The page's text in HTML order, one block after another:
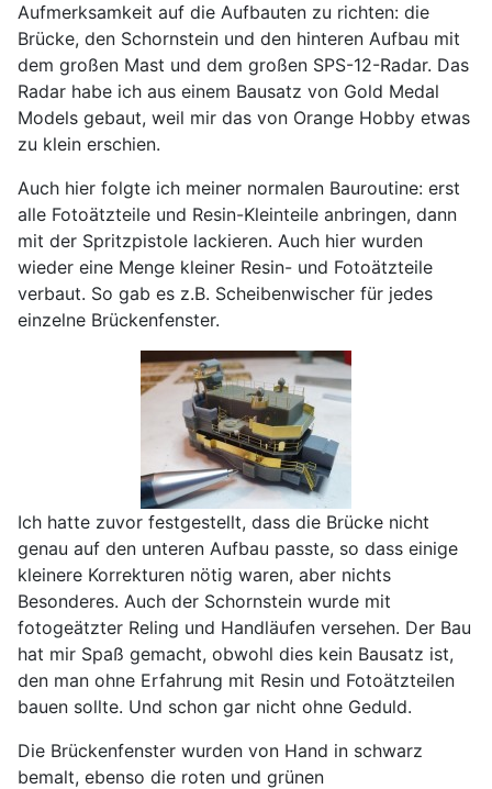
Aufmerksamkeit auf die Aufbauten zu richten: die
Brücke, den Schornstein und den hinteren Aufbau mit
dem großen Mast und dem großen SPS-12-Radar. Das
Radar habe ich aus einem Bausatz von Gold Medal
Models gebaut, weil mir das von Orange Hobby etwas
zu klein erschien.
Auch hier folgte ich meiner normalen Bauroutine: erst
alle Fotoätzteile und Resin-Kleinteile anbringen, dann
mit der Spritzpistole lackieren. Auch hier wurden
wieder eine Menge kleiner Resin- und Fotoätzteile
verbaut. So gab es z.B. Scheibenwischer für jedes
einzelne Brückenfenster.
Ich hatte zuvor festgestellt, dass die Brücke nicht
genau auf den unteren Aufbau passte, so dass einige
kleinere Korrekturen nötig waren, aber nichts
Besonderes. Auch der Schornstein wurde mit
fotogeätzter Reling und Handläufen versehen. Der Bau
hat mir Spaß gemacht, obwohl dies kein Bausatz ist,
den man ohne Erfahrung mit Resin und Fotoätzteilen
bauen sollte. Und schon gar nicht ohne Geduld.
Die Brückenfenster wurden von Hand in schwarz
bemalt, ebenso die roten und grünen